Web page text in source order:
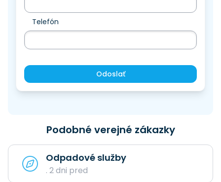
Telefón
Odoslať
Podobné verejné zákazky
Odpadové služby
. 2 dni pred